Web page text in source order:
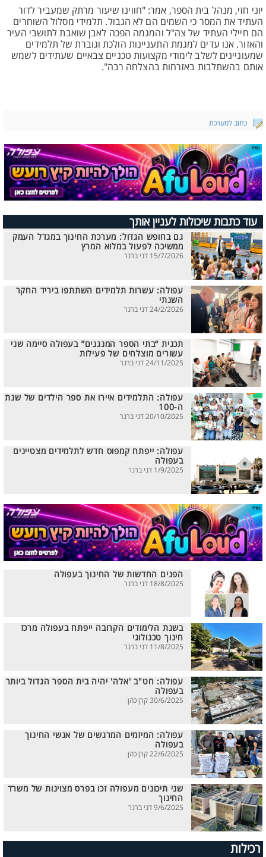
יוני חזי, מנהל בית הספר, אמר: "חווינו שיעור מרתק שמעביר לדור
העתיד את המסר כי השמים הם לא הגבול. תלמידי מסלול השוחרים
הם חיילי העתיד של צה"ל והמגמה הפכה לאבן שואבת לתושבי העיר
והאזור. אנו עדים למגמת התעניינות הולכת וגוברת של תלמידים
שמעוניינים לשלב לימודי מקצועות טכניים צבאיים שעתידים לשמש
אותם בהשתלבות באזרחות בהצלחה רבה".
כתוב למערכת
עוד כתבות שיכולות לעניין אותך
גם בחופש הגדול: מערכת החינוך במגדל העמק
ממשיכה לפעול במלוא המרץ
15/7/2026 דני ברנר
עפולה: עשרות תלמידים השתתפו ביריד החקר
השנתי
24/2/2026 דני ברנר
תכנית “בתי הספר המנגנים” בעפולה סיימה שני
עשורים מוצלחים של פעילות
24/11/2025 דני ברנר
עפולה: התלמידים איירו את ספר הילדים של שנת
ה-100
20/10/2025 דני ברנר
עפולה: ייפתח קמפוס חדש לתלמידים מצטיינים
בעפולה
1/9/2025 דני ברנר
הפנים החדשות של החינוך בעפולה
18/8/2025 דני ברנר
בשנת הלימודים הקרובה ייפתח בעפולה מרכז
חינוך טכנולוגי
11/8/2025 דני ברנר
עפולה: חט"ב 'אלה' יהיה בית הספר הגדול ביותר
בעפולה
30/6/2025 קרן כהן
עפולה: המיזמים המרגשים של אנשי החינוך
בעפולה
22/6/2025 קרן כהן
שני תיכונים מעפולה זכו בפרס מצוינות של משרד
החינוך
9/6/2025 דני ברנר
רכילות